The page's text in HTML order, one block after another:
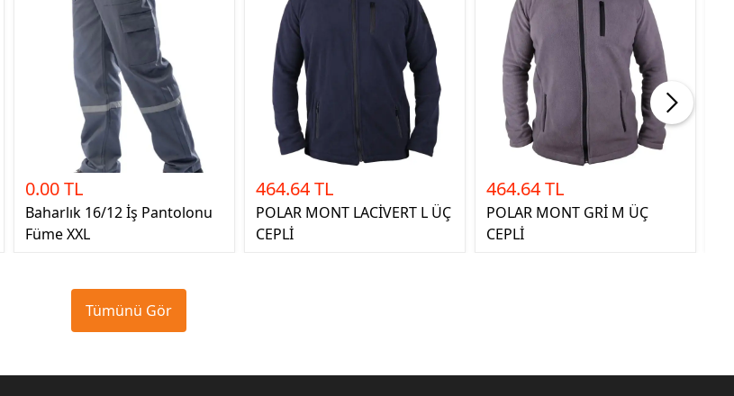
0.00 TL
Baharlık 16/12 İş Pantolonu
Füme XXL
464.64 TL
POLAR MONT LACİVERT L ÜÇ
CEPLİ
464.64 TL
POLAR MONT GRİ M ÜÇ
CEPLİ
Tümünü Gör